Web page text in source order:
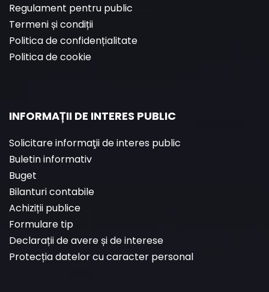
Regulament pentru public
Termeni și condiții
Politica de confidențialitate
Politica de cookie
INFORMAȚII DE INTERES PUBLIC
Solicitare informaţii de interes public
Buletin informativ
Buget
Bilanturi contabile
Achiziții publice
Formulare tip
Declarații de avere și de interese
Protecția datelor cu caracter personal